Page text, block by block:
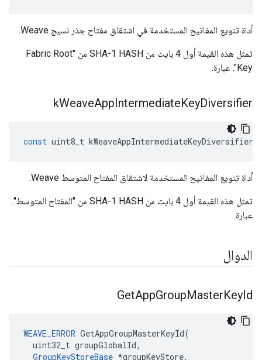
أداة تنويع المفاتيح المستخدمة في اشتقاق مفتاح جذر نسيج Weave.
تمثل هذه القيمة أول 4 بايت من SHA-1 HASH من "Fabric Root
Key". عبارة.
kWeaveAppIntermediateKeyDiversifier
const uint8_t kWeaveAppIntermediateKeyDiversifier
أداة تنويع المفاتيح المستخدمة لاشتقاق المفتاح المتوسط Weave.
تمثل هذه القيمة أول 4 بايت من SHA-1 HASH من "المفتاح المتوسط".
عبارة.
الدوال
GetAppGroupMasterKeyId
WEAVE_ERROR GetAppGroupMasterKeyId(
  uint32_t groupGlobalId,
GroupKeyStoreBase *groupKeyStore,